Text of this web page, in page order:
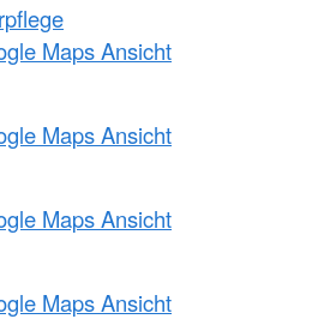
Maps Ansicht
Maps Ansicht
Maps Ansicht
Maps Ansicht